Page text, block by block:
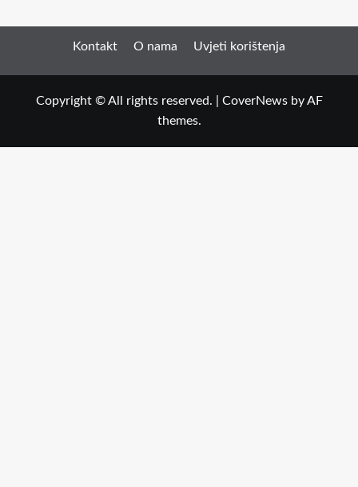
Kontakt O nama Uvjeti korištenja
Copyright © All rights reserved. CoverNewsby AF
themes.